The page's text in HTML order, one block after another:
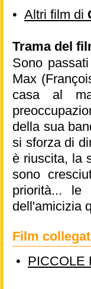
• Altri film di
Trama del
Sono
Max
casa al
della sua
si sforza di
è riuscita, la
sono
priorità... le
dell'amicizia
Film
• PICCOLE